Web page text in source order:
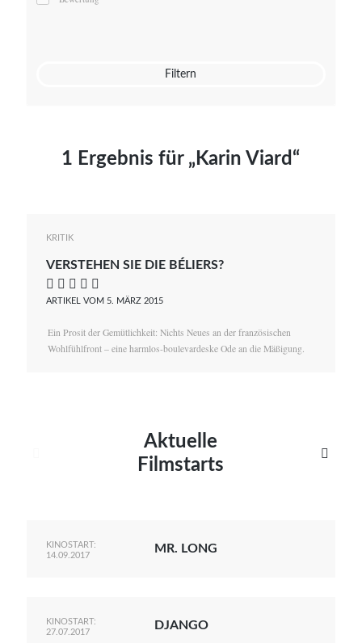
Mato von Vogelstein
Filtern
1 Ergebnis für „Karin Viard“
KRITIK
VERSTEHEN SIE DIE BÉLIERS?
    
ARTIKEL VOM 5. MÄRZ 2015
Ein Prosit der Gemütlichkeit: Nichts Neues an der französischen
Wohlfühlfront – eine harmlos-boulevardeske Ode an die Mäßigung.
Aktuelle
Filmstarts

KINOSTART:
14.09.2017
MR. LONG
KINOSTART:
27.07.2017
DJANGO